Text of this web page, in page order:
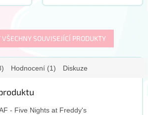
SOUVISEJÍCÍ PRODUKTY
Hodnocení (1) Diskuze
- Five Nights at Freddy's